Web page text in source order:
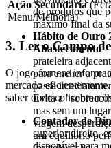
Ação Secundária
Menu/Melhoria)
3. Ler o Campo
O jogo fornece
mercado
saber onde concentrar
Contador de
superior direito,
disponível para
de produtos que
máximo final da
Hábito de Ouro
Abastecimento-
prateleira
para encher a
passe
Evita a
mas sem um
viagem
um equilíbrio